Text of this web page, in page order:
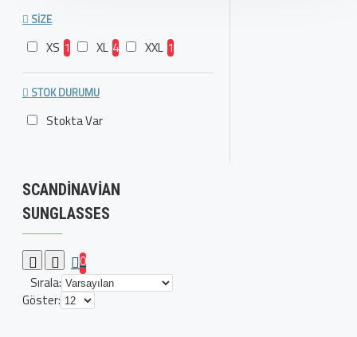
SIZE
XS 1 XL 4 XXL 1
STOK DURUMU
Stokta Var
SCANDINAVIAN
SUNGLASSES
0
Sırala:
Göster: